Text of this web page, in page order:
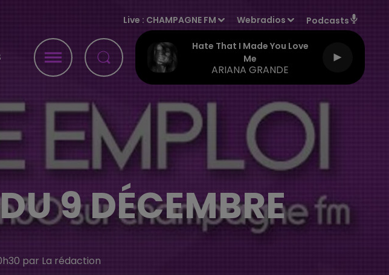
Live : CHAMPAGNE FM Webradios Podcasts
Hate That I Made You Love
Me
ARIANA GRANDE
9 DÉCEMBRE
par La rédaction